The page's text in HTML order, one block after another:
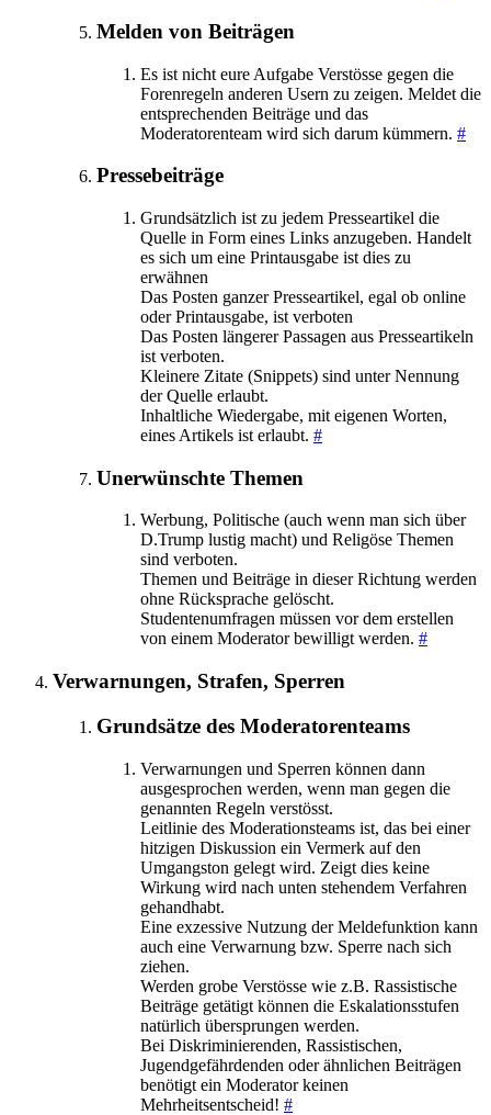
Melden von Beiträgen
Es ist nicht eure Aufgabe Verstösse gegen die
Forenregeln anderen Usern zu zeigen. Meldet die
entsprechenden Beiträge und das
Moderatorenteam wird sich darum kümmern. #
Pressebeiträge
Grundsätzlich ist zu jedem Presseartikel die
Quelle in Form eines Links anzugeben. Handelt
es sich um eine Printausgabe ist dies zu
erwähnen
Das Posten ganzer Presseartikel, egal ob online
oder Printausgabe, ist verboten
Das Posten längerer Passagen aus Presseartikeln
ist verboten.
Kleinere Zitate (Snippets) sind unter Nennung
der Quelle erlaubt.
Inhaltliche Wiedergabe, mit eigenen Worten,
eines Artikels ist erlaubt. #
Unerwünschte Themen
Werbung, Politische (auch wenn man sich über
D.Trump lustig macht) und Religöse Themen
sind verboten.
Themen und Beiträge in dieser Richtung werden
ohne Rücksprache gelöscht.
Studentenumfragen müssen vor dem erstellen
von einem Moderator bewilligt werden. #
Verwarnungen, Strafen, Sperren
Grundsätze des Moderatorenteams
Verwarnungen und Sperren können dann
ausgesprochen werden, wenn man gegen die
genannten Regeln verstösst.
Leitlinie des Moderationsteams ist, das bei einer
hitzigen Diskussion ein Vermerk auf den
Umgangston gelegt wird. Zeigt dies keine
Wirkung wird nach unten stehendem Verfahren
gehandhabt.
Eine exzessive Nutzung der Meldefunktion kann
auch eine Verwarnung bzw. Sperre nach sich
ziehen.
Werden grobe Verstösse wie z.B. Rassistische
Beiträge getätigt können die Eskalationsstufen
natürlich übersprungen werden.
Bei Diskriminierenden, Rassistischen,
Jugendgefährdenden oder ähnlichen Beiträgen
benötigt ein Moderator keinen
Mehrheitsentscheid! #